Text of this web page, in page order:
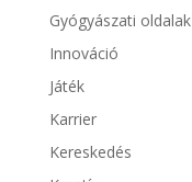
Gyógyászati oldalak
Innováció
Játék
Karrier
Kereskedés